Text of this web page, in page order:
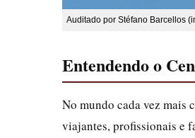
Auditado por Stéfano Barcellos
Entendendo o
No mundo cada vez mais
viajantes, profissionais e